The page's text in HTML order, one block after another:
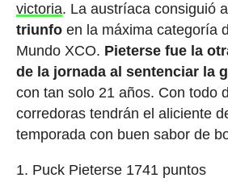
victoria. La austríaca consiguió
triunfoen la máxima categoría
Mundo XCO. Pieterse fue la
de la jornada al sentenciar la
con tan solo 21 años. Con todo
corredoras tendrán el aliciente
temporada con buen sabor de
Puck Pieterse 1741 puntos